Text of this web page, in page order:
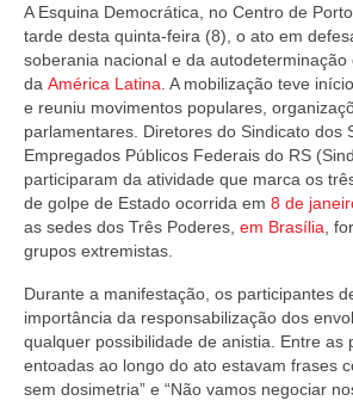
A Esquina Democrática, no Centro de
tarde desta quinta-feira (8), o ato em
soberania nacional e da autodeterminação
da América Latina . A mobilização teve
e reuniu movimentos populares,
parlamentares. Diretores do Sindicato dos
Empregados Públicos Federais do RS
participaram da atividade que marca os
de golpe de Estado ocorrida em 8 de
as sedes dos Três Poderes, em Brasília ,
grupos extremistas.
Durante a manifestação, os participantes
importância da responsabilização dos
qualquer possibilidade de anistia. Entre as
entoadas ao longo do ato estavam frases
sem dosimetria” e “Não vamos negociar